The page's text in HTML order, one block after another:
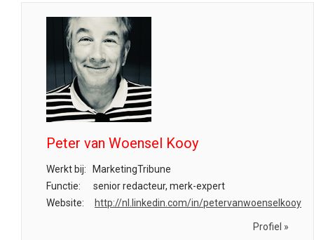
Peter van Woensel Kooy
Werkt bij:
MarketingTribune
Functie:
senior redacteur, merk-expert
Website:
http://nl.linkedin.com/in/petervanwoenselkooy
Profiel »